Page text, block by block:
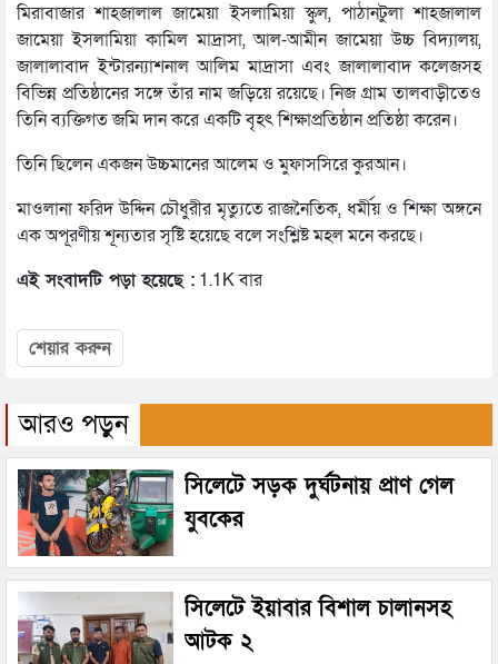
মিরাবাজার শাহজালাল জামেয়া ইসলামিয়া স্কুল, পাঠানটুলা শাহজালাল
জামেয়া ইসলামিয়া কামিল মাদ্রাসা, আল-আমীন জামেয়া উচ্চ বিদ্যালয়,
জালালাবাদ ইন্টারন্যাশনাল আলিম মাদ্রাসা এবং জালালাবাদ কলেজসহ
বিভিন্ন প্রতিষ্ঠানের সঙ্গে তাঁর নাম জড়িয়ে রয়েছে। নিজ গ্রাম তালবাড়ীতেও
তিনি ব্যক্তিগত জমি দান করে একটি বৃহৎ শিক্ষাপ্রতিষ্ঠান প্রতিষ্ঠা করেন।
তিনি ছিলেন একজন উচ্চমানের আলেম ও মুফাসসিরে কুরআন।
মাওলানা ফরিদ উদ্দিন চৌধুরীর মৃত্যুতে রাজনৈতিক, ধর্মীয় ও শিক্ষা অঙ্গনে
এক অপূরণীয় শূন্যতার সৃষ্টি হয়েছে বলে সংশ্লিষ্ট মহল মনে করছে।
এই সংবাদটি পড়া হয়েছে : 1.1K বার
শেয়ার করুন
আরও পড়ুন
সিলেটে সড়ক দুর্ঘটনায় প্রাণ গেল
যুবকের
সিলেটে ইয়াবার বিশাল চালানসহ
আটক ২